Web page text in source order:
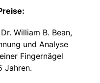
William B. Bean,
und Analyse
Fingernägel
Jahren.